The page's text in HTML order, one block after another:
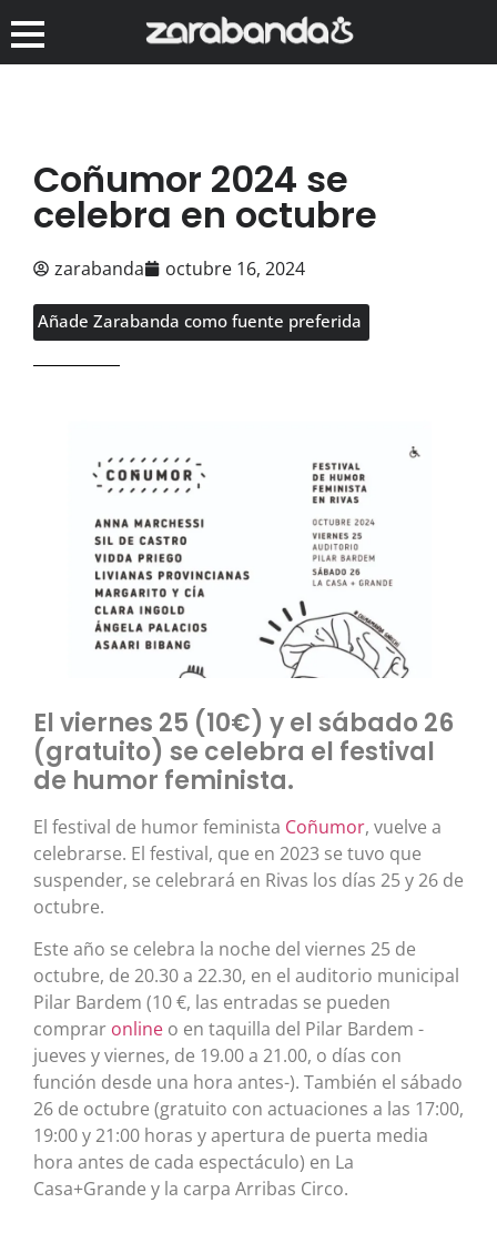
Coñumor 2024 se
celebra en octubre
zarabanda octubre 16, 2024
Añade Zarabanda como fuente preferida
El viernes 25 (10€) y el sábado 26
(gratuito) se celebra el festival
de humor feminista.
El festival de humor feminista Coñumor, vuelve a
celebrarse. El festival, que en 2023 se tuvo que
suspender, se celebrará en Rivas los días 25 y 26 de
octubre.
Este año se celebra la noche del viernes 25 de
octubre, de 20.30 a 22.30, en el auditorio municipal
Pilar Bardem (10 €, las entradas se pueden
comprar online o en taquilla del Pilar Bardem -
jueves y viernes, de 19.00 a 21.00, o días con
función desde una hora antes-). También el sábado
26 de octubre (gratuito con actuaciones a las 17:00,
19:00 y 21:00 horas y apertura de puerta media
hora antes de cada espectáculo) en La
Casa+Grande y la carpa Arribas Circo.